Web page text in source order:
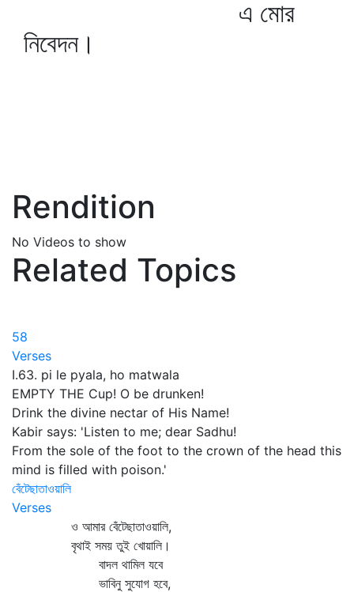
এ মোর
নিবেদন।
Rendition
No Videos to show
Related Topics
58
Verses
I.63. pi le pyala, ho matwala
EMPTY THE Cup! O be drunken!
Drink the divine nectar of His Name!
Kabir says: 'Listen to me; dear Sadhu!
From the sole of the foot to the crown of the head this
mind is filled with poison.'
বেঁটেছাতাওয়ালি
Verses
ও আমার বেঁটেছাতাওয়ালি,
বৃথাই সময় তুই খোয়ালি।
বাদল থামিল যবে
ভাবিনু সুযোগ হবে,